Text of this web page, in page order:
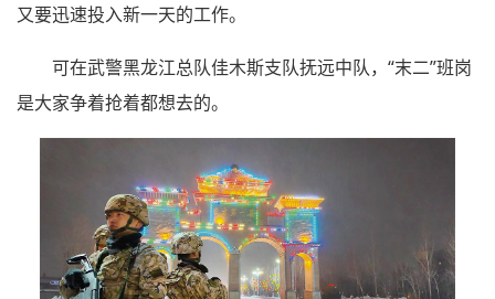
又要迅速投入新一天的工作。
可在武警黑龙江总队佳木斯支队抚远中队，“末二”班岗
是大家争着抢着都想去的。